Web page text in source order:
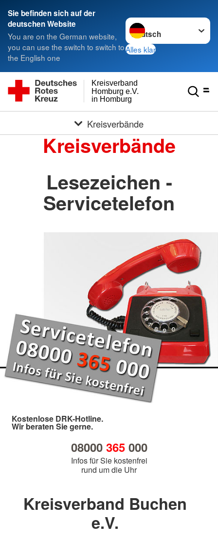
Sie befinden sich auf der
deutschen Website
You are on the German website,
you can use the switch to switch to
the English one
Sprache wechseln zu
Alles klar
in Homburg
Homburg e.V.
Kreisverband
Kreisverbände
Kreisverbände
Lesezeichen -
Servicetelefon
Kostenlose DRK-Hotline.
Wir beraten Sie gerne.
08000 365000
Infos für Sie kostenfrei
rund um die Uhr
Kreisverband Buchen
e.V.